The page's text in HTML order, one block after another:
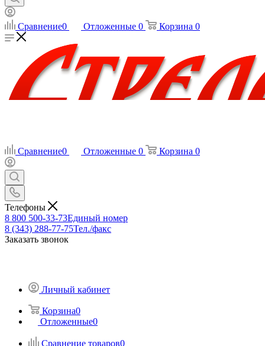
Сравнение0 Отложенные 0 Корзина 0
Сравнение0 Отложенные 0 Корзина 0
Телефоны
8 800 500-33-73Единый номер
8 (343) 288-77-75Тел./факс
Заказать звонок
Личный кабинет
Корзина0
Отложенные0
Сравнение товаров0